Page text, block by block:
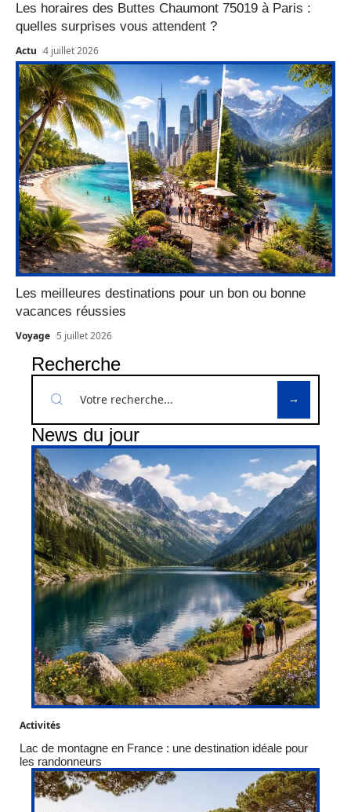
Les horaires des Buttes Chaumont 75019 à Paris :
quelles surprises vous attendent ?
Actu 4 juillet 2026
Les meilleures destinations pour un bon ou bonne
vacances réussies
Voyage 5 juillet 2026
Recherche
News du jour
Activités
Lac de montagne en France : une destination idéale pour
les randonneurs